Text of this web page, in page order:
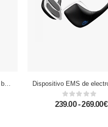
Ventilador portátil de 5W, con batería recargable, luz ambiental, y 3 velocidades.
239.00 - 269.00€